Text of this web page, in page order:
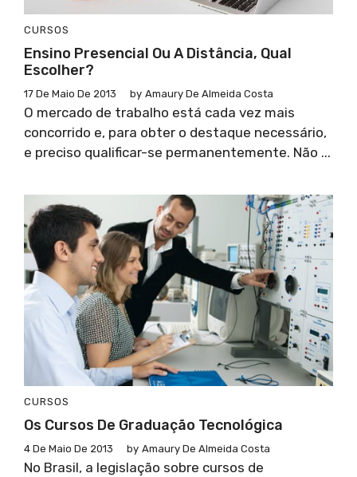
CURSOS
Ensino Presencial Ou A Distância, Qual
Escolher?
17 De Maio De 2013 by Amaury De Almeida Costa
O mercado de trabalho está cada vez mais
concorrido e, para obter o destaque necessário,
e preciso qualificar-se permanentemente. Não ...
CURSOS
Os Cursos De Graduação Tecnológica
4 De Maio De 2013 by Amaury De Almeida Costa
No Brasil, a legislação sobre cursos de